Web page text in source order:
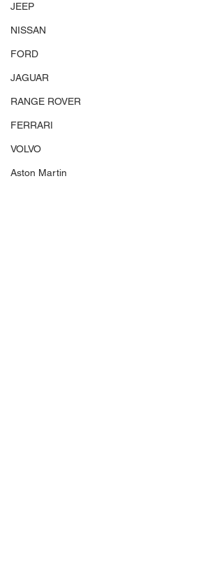
JEEP
NISSAN
FORD
JAGUAR
RANGE ROVER
FERRARI
VOLVO
Aston Martin